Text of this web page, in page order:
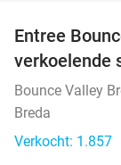
Entree
verkoelende
Bounce Valley
Breda
Verkocht: 1.857